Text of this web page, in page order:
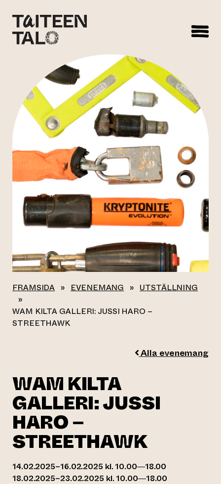
FRAMSIDA » EVENEMANG » UTSTÄLLNING
»
WAM KILTA GALLERI: JUSSI HARO –
STREETHAWK
Alla evenemang
WAM KILTA
GALLERI: JUSSI
HARO –
STREETHAWK
14.02.2025–16.02.2025 kl. 10.00—18.00
18.02.2025–23.02.2025 kl. 10.00—18.00